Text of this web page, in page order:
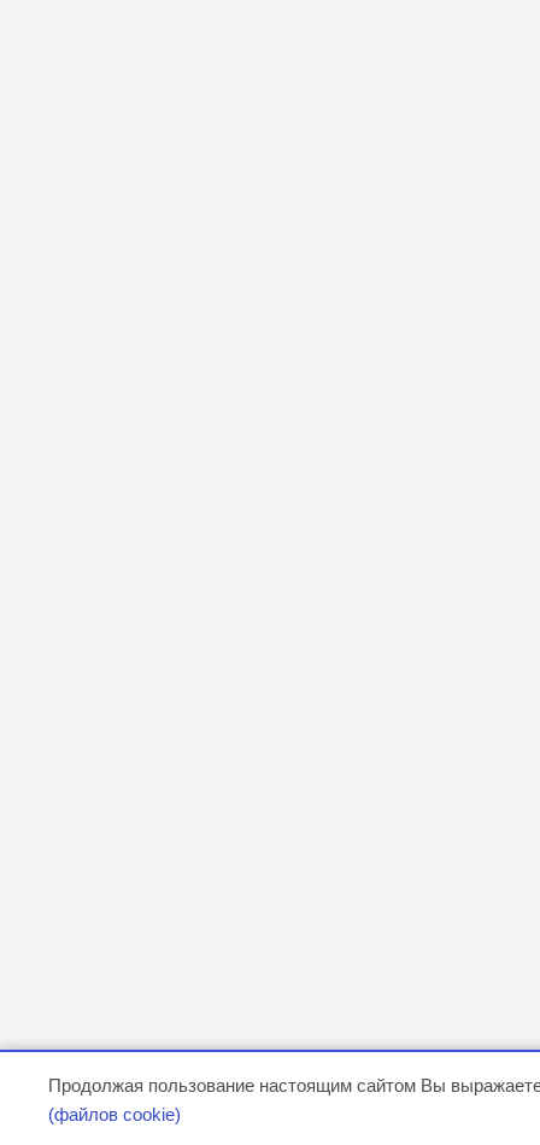
Продолжая пользование настоящим сайтом Вы
(файлов cookie)